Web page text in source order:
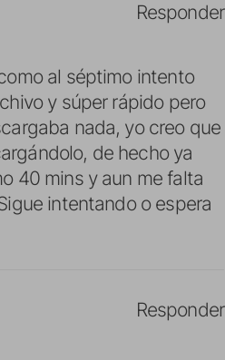
al séptimo intento
y súper rápido pero
nada, yo creo que
de hecho ya
40 mins y aun me falta
intentando o espera
Responder
Responder